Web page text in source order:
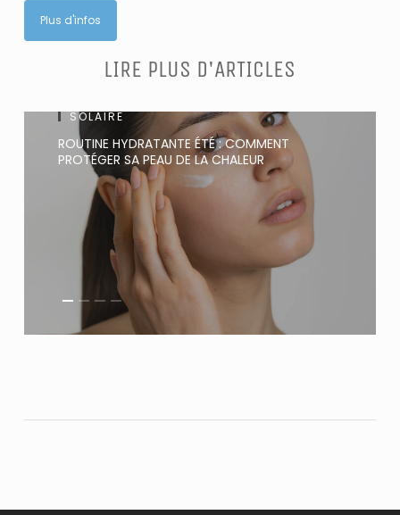
Plus d'infos
LIRE PLUS D'ARTICLES
SOLAIRE
ROUTINE HYDRATANTE ÉTÉ : COMMENT
PROTÉGER SA PEAU DE LA CHALEUR